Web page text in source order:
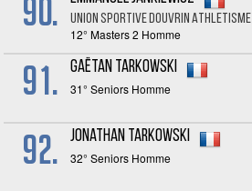
90. Union Sportive Douvrin Athletisme
12° Masters 2 Homme
91. Gaëtan TARKOWSKI
31° Seniors Homme
92. Jonathan TARKOWSKI
32° Seniors Homme